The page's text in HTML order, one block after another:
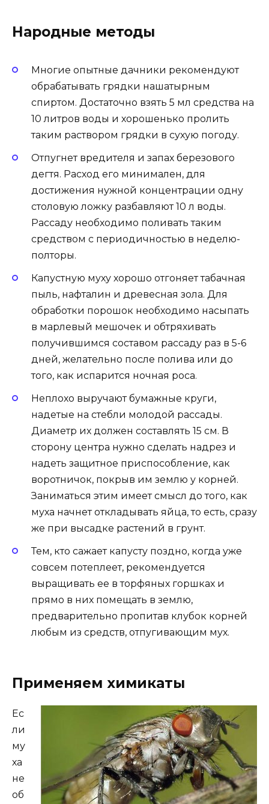
Народные методы
Многие опытные дачники рекомендуют
обрабатывать грядки нашатырным
спиртом. Достаточно взять 5 мл средства на
10 литров воды и хорошенько пролить
таким раствором грядки в сухую погоду.
Отпугнет вредителя и запах березового
дегтя. Расход его минимален, для
достижения нужной концентрации одну
столовую ложку разбавляют 10 л воды.
Рассаду необходимо поливать таким
средством с периодичностью в неделю-
полторы.
Капустную муху хорошо отгоняет табачная
пыль, нафталин и древесная зола. Для
обработки порошок необходимо насыпать
в марлевый мешочек и обтряхивать
получившимся составом рассаду раз в 5-6
дней, желательно после полива или до
того, как испарится ночная роса.
Неплохо выручают бумажные круги,
надетые на стебли молодой рассады.
Диаметр их должен составлять 15 см. В
сторону центра нужно сделать надрез и
надеть защитное приспособление, как
воротничок, покрыв им землю у корней.
Заниматься этим имеет смысл до того, как
муха начнет откладывать яйца, то есть, сразу
же при высадке растений в грунт.
Тем, кто сажает капусту поздно, когда уже
совсем потеплеет, рекомендуется
выращивать ее в торфяных горшках и
прямо в них помещать в землю,
предварительно пропитав клубок корней
любым из средств, отпугивающим мух.
Применяем химикаты
Ес
ли
му
ха
не
об